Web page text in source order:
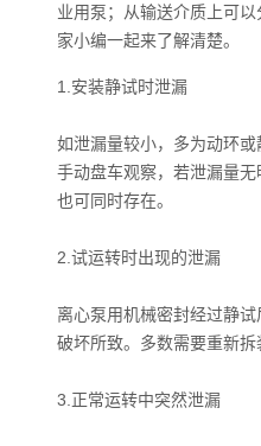
业用泵；从输送介质上可
家小编一起来了解清楚。
1.安装静试时泄漏
如泄漏量较小，多为动环
手动盘车观察，若泄漏量
也可同时存在。
2.试运转时出现的泄漏
离心泵用机械密封经过静
破坏所致。多数需要重新
3.正常运转中突然泄漏